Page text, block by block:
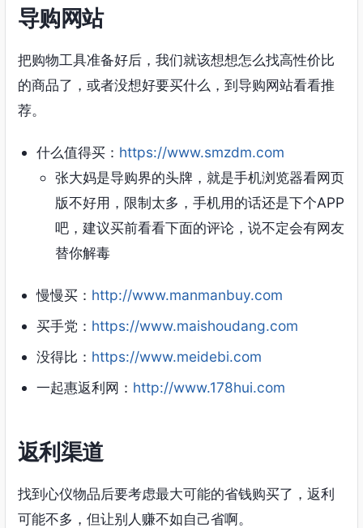
导购网站
把购物工具准备好后，我们就该想想怎么找高性价比
的商品了，或者没想好要买什么，到导购网站看看推
荐。
什么值得买： https://www.smzdm.com
张大妈是导购界的头牌，就是手机浏览器看网页
版不好用，限制太多，手机用的话还是下个APP
吧，建议买前看看下面的评论，说不定会有网友
替你解毒
慢慢买： http://www.manmanbuy.com
买手党： https://www.maishoudang.com
没得比： https://www.meidebi.com
一起惠返利网： http://www.178hui.com
返利渠道
找到心仪物品后要考虑最大可能的省钱购买了，返利
可能不多，但让别人赚不如自己省啊。